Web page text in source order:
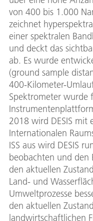
von 400 bis 1.000
zeichnet
einer spektralen
und deckt das
ab. Es wurde
(ground sample
400-Kilometer-
Spektrometer wurde
2018 wird DESIS mit
Internationalen
ISS aus wird DESIS
beobachten und den
den aktuellen
Land- und
Umweltprozesse
den aktuellen
landwirtschaftlichen